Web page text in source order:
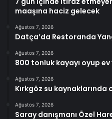
maaşına haciz gelecek
Ağustos 7, 2026
Datça’da Restoranda
Ağustos 7, 2026
800 tonluk kayayı oyup
Ağustos 7, 2026
Kırkgöz su
Ağustos 7, 2026
Saray danışmanı Özel